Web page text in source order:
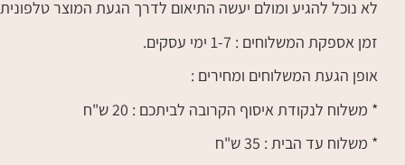
לא נוכל להגיע ומולם יעשה התיאום לדרך הגעת המוצר
זמן אספקת המשלוחים : 1-7 ימי עסקים.
אופן הגעת המשלוחים ומחירים :
* משלוח לנקודת איסוף הקרובה לביתכם : 20 ש"ח
* משלוח עד הבית : 35 ש"ח